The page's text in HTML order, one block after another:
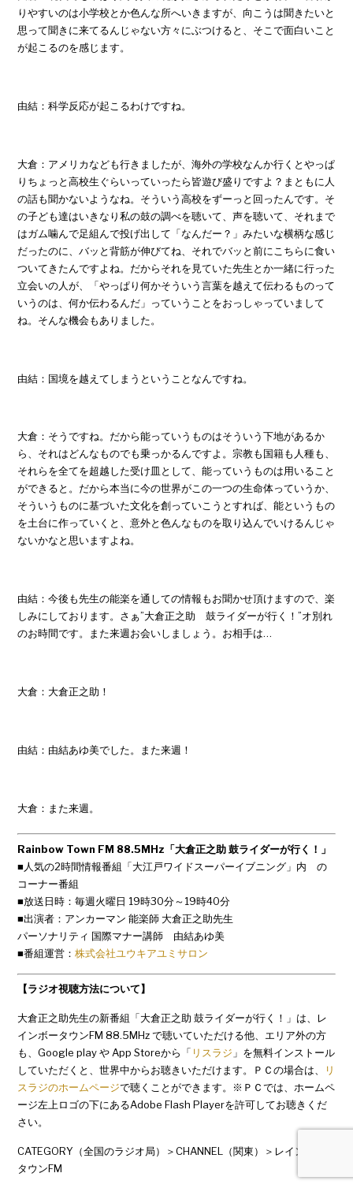
りやすいのは小学校とか色んな所へいきますが、向こうは聞きたいと
思って聞きに来てるんじゃない方々にぶつけると、そこで面白いこと
が起こるのを感じます。
由結：科学反応が起こるわけですね。
大倉：アメリカなども行きましたが、海外の学校なんか行くとやっぱ
りちょっと高校生ぐらいっていったら皆遊び盛りですよ？まともに人
の話も聞かないようなね。そういう高校をずーっと回ったんです。そ
の子ども達はいきなり私の鼓の調べを聴いて、声を聴いて、それまで
はガム噛んで足組んで投げ出して「なんだー？」みたいな横柄な感じ
だったのに、バッと背筋が伸びてね、それでバッと前にこちらに食い
ついてきたんですよね。だからそれを見ていた先生とか一緒に行った
立会いの人が、「やっぱり何かそういう言葉を越えて伝わるものって
いうのは、何か伝わるんだ」っていうことをおっしゃっていまして
ね。そんな機会もありました。
由結：国境を越えてしまうということなんですね。
大倉：そうですね。だから能っていうものはそういう下地があるか
ら、それはどんなものでも乗っかるんですよ。宗教も国籍も人種も、
それらを全てを超越した受け皿として、能っていうものは用いること
ができると。だから本当に今の世界がこの一つの生命体っていうか、
そういうものに基づいた文化を創っていこうとすれば、能というもの
を土台に作っていくと、意外と色んなものを取り込んでいけるんじゃ
ないかなと思いますよね。
由結：今後も先生の能楽を通しての情報もお聞かせ頂けますので、楽
しみにしております。さぁ”大倉正之助 鼓ライダーが行く！”オ別れ
のお時間です。また来週お会いしましょう。お相手は…
大倉：大倉正之助！
由結：由結あゆ美でした。また来週！
大倉：また来週。
Rainbow Town FM 88.5MHz「大倉正之助 鼓ライダーが行く！」
■人気の2時間情報番組「大江戸ワイドスーパーイブニング」内 の
コーナー番組
■放送日時：毎週火曜日 19時30分～19時40分
■出演者：アンカーマン 能楽師 大倉正之助先生
パーソナリティ 国際マナー講師 由結あゆ美
■番組運営：株式会社ユウキアユミサロン
【ラジオ視聴方法について】
大倉正之助先生の新番組「大倉正之助 鼓ライダーが行く！」は、レ
インボータウンFM 88.5MHz で聴いていただける他、エリア外の方
も、Google play や App Storeから「 リスラジ 」を無料インストール
していただくと、世界中からお聴きいただけます。ＰＣの場合は、
リ
スラジのホームページで聴くことができます。※ＰＣでは、ホームペ
ージ左上ロゴの下にあるAdobe Flash Playerを許可してお聴きくだ
さい。
CATEGORY（全国のラジオ局）＞CHANNEL（関東）＞レインボー
タウンFM